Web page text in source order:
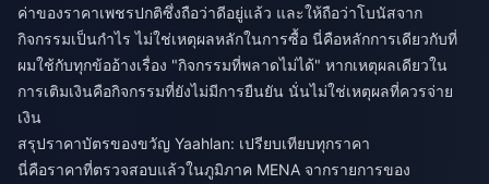
ค่าของราคาเพชรปกติซึ่งถือว่าดีอยู่แล้ว และให้ถือว่าโบนัสจาก
กิจกรรมเป็นกำไร ไม่ใช่เหตุผลหลักในการซื้อ นี่คือหลักการเดียวกับที่
ผมใช้กับทุกข้ออ้างเรื่อง "กิจกรรมที่พลาดไม่ได้" หากเหตุผลเดียวใน
การเติมเงินคือกิจกรรมที่ยังไม่มีการยืนยัน นั่นไม่ใช่เหตุผลที่ควรจ่าย
เงิน
สรุปราคาบัตรของขวัญ Yaahlan: เปรียบเทียบทุกราคา
นี่คือราคาที่ตรวจสอบแล้วในภูมิภาค MENA จากรายการของ